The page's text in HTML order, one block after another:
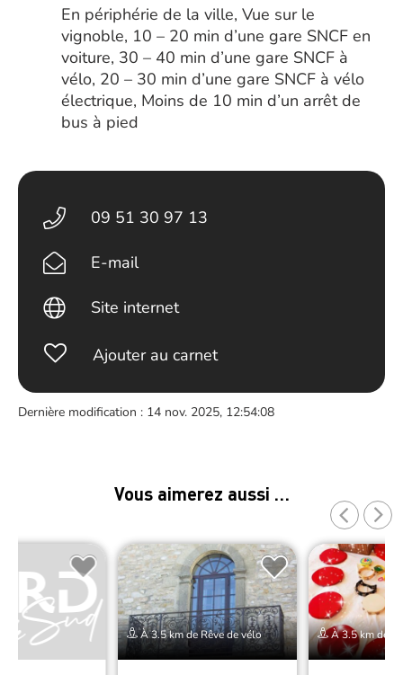
En périphérie de la ville, Vue sur le
vignoble, 10 – 20 min d’une gare SNCF en
voiture, 30 – 40 min d’une gare SNCF à
vélo, 20 – 30 min d’une gare SNCF à vélo
électrique, Moins de 10 min d’un arrêt de
bus à pied
09 51 30 97 13
E-mail
Site internet
Ajouter au carnet
Dernière modification : 14 nov. 2025, 12:54:08
Vous aimerez aussi …
À 3.5 km de Rêve de vélo À 3.5 km de